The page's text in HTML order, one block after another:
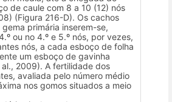
de caule com 8 a 10 (12) nós
(Figura 216-D). Os cachos
primária inserem-se,
ou no 4.º e 5.º nós, por vezes,
nós, a cada esboço de folha
um esboço de gavinha
al., 2009). A fertilidade dos
avaliada pelo número médio
nos gomos situados a meio